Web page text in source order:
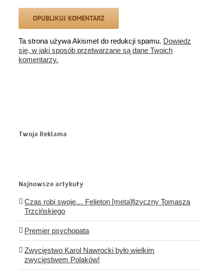
Ta strona używa Akismet do redukcji spamu. Dowiedz
się, w jaki sposób przetwarzane są dane Twoich
komentarzy.
Twoja Reklama
Najnowsze artykuły
Czas robi swoje… Felieton [meta]fizyczny Tomasza
Trzcińskiego
Premier psychopata
Zwycięstwo Karol Nawrocki było wielkim
zwycięstwem Polaków!